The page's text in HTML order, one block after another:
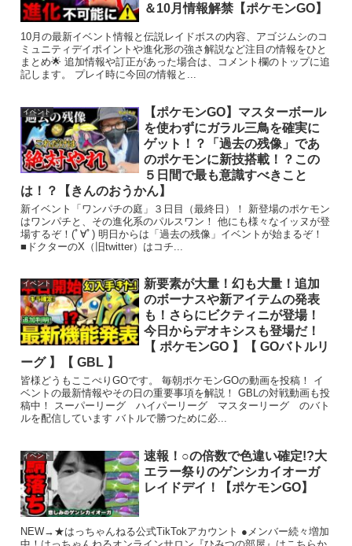
＆10月情報解禁【ポケモンGO】
10月の最新イベント情報と伝説レイドボスの内容、アゴジムシのコ
ミュニティデイポイントや進化形の強さ解説など注目の情報をひと
まとめ🌟 追加情報や訂正があった場合は、コメント欄のトップに追
記します。 プレイ時に今回の情報と...
イベント
【ポケモンGO】マスターボール
を使わずにガラル三鳥を確実に
ゲット！？「過去の残像」であ
のポケモンに新技搭載！？この
５日間で最も意識すべきこと
は！？【きんのおうかん】
新イベント「ワンパチの庭」３日目（最終日）！ 新登場のポケモン
はワンパチと、その進化系のパルスワン！ 他にも様々なイッヌが登
場するぞ！(ﾟ∀ﾟ) 明日からは「過去の残像」イベントが始まるぞ！
■ドクターのX（旧twitter）はコチ...
イベント
新要素が大量！幻も大量！追加
のボーナスや新アイテムの発表
も！さらにビクティニが登場！
今日からデオキシスも登場だ！
【 ポケモンGO 】【 GOバトルリ
ーグ 】【 GBL 】
皆様どうもここぺりGOです。 毎朝ポケモンGOの動画を投稿！ イ
ベントの最新情報やその日の重要事項を解説！ GBLの対戦動画も投
稿中！ スーパーリーグ ハイパーリーグ マスターリーグ のバト
ルを配信しています バトルで勝つために必...
イベント
速報！○の倍数で色違い確定!?大
エラー祭りのゲンシカイオーガ
レイドデイ！【ポケモンGO】
NEW→★はっちゃんねる公式TikTokアカウント ●メンバー続々増加